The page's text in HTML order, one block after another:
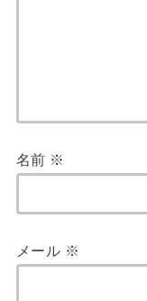
名前 ※
メール ※